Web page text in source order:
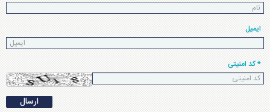
ایمیل
* کد امنیتی